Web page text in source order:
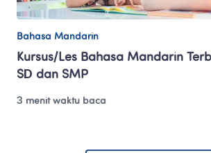
Bahasa Mandarin
Kursus/Les Bahasa Mandarin
SD dan SMP
3 menit waktu baca